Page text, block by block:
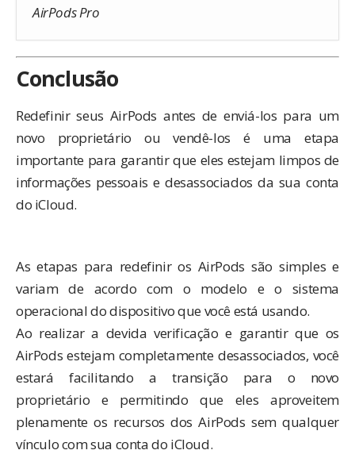
AirPods Pro
Conclusão
Redefinir seus AirPods antes de enviá-los para um
novo proprietário ou vendê-los é uma etapa
importante para garantir que eles estejam limpos de
informações pessoais e desassociados da sua conta
do iCloud.
As etapas para redefinir os AirPods são simples e
variam de acordo com o modelo e o sistema
operacional do dispositivo que você está usando.
Ao realizar a devida verificação e garantir que os
AirPods estejam completamente desassociados, você
estará facilitando a transição para o novo
proprietário e permitindo que eles aproveitem
plenamente os recursos dos AirPods sem qualquer
vínculo com sua conta do iCloud.